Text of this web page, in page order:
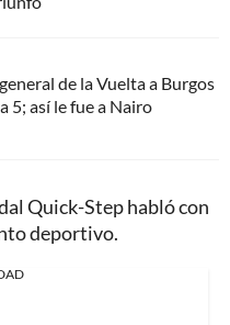
de la Vuelta a Burgos
5; así le fue a Nairo
Quick-Step habló con
deportivo.